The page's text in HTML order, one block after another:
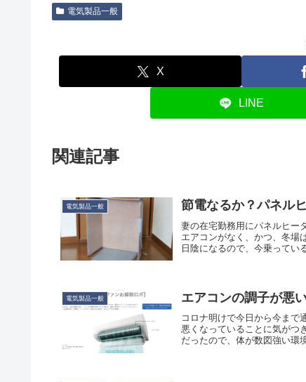
電気製品一般
X
LINE
関連記事
電気製品一般 節電なるか？パネル
妻の在宅勤務用にパネルヒー
エアコンがなく、かつ、冬場
日陰になるので、今乗ってい
電気製品一般 エアコンの調子が悪
コロナ明けで今日から今まで
悪くなっていることに気がつ
だったので、体が数図強い